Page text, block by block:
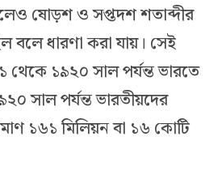
ষোড়শ ও সপ্তদশ শতাব্দীর
বলে ধারণা করা যায়। সেই
থেকে ১৯২০ সাল পর্যন্ত ভারতে
সাল পর্যন্ত ভারতীয়দের
১৬১ মিলিয়ন বা ১৬ কোটি